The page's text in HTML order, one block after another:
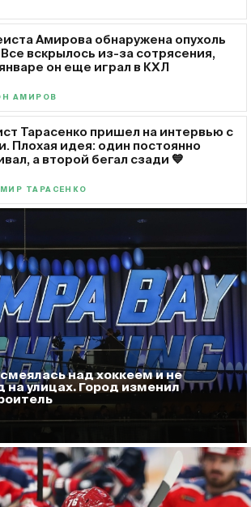
Амирова обнаружена опухоль
вскрылось из-за сотрясения,
он еще играл в КХЛ
АМИРОВ
Тарасенко пришел на интервью с
Плохая идея: один постоянно
а второй бегал сзади 💙
ТАРАСЕНКО
над хоккеем и не
на улицах. Город изменил